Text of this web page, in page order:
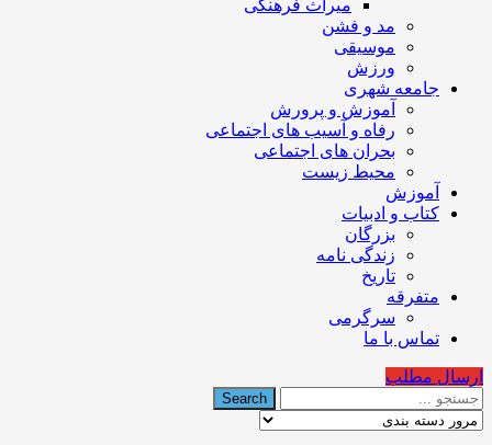
تهران
میراث فرهنگی
مد و فشن
موسیقی
ورزش
جامعه شهری
آموزش و پرورش
رفاه و آسیب های اجتماعی
بحران های اجتماعی
محیط زیست
آموزش
کتاب و ادبیات
بزرگان
زندگی نامه
تاریخ
متفرقه
سرگرمی
تماس با ما
ارسال مطلب